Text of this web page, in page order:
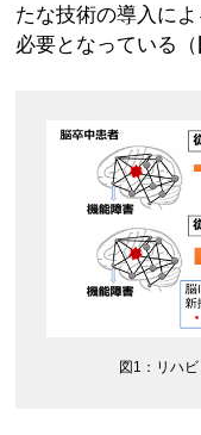
たな技術の導入に
必要となっている（
図1：リハ